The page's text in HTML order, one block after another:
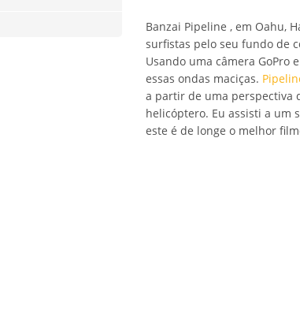
Banzai Pipeline , em Oahu,
surfistas pelo seu fundo de
Usando uma câmera GoPro
essas ondas maciças.
a partir de uma perspectiva
helicóptero. Eu assisti a um
este é de longe o melhor